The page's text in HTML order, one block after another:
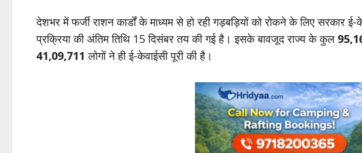
देशभर में फर्जी राशन कार्डों के माध्यम से हो रही गड़बड़ियों को रोकने के लिए सरकार
प्रक्रिया की अंतिम तिथि 15 दिसंबर तय की गई है। इसके बावजूद राज्य के कुल
41,09,711 लोगों ने ही ई-केवाईसी पूरी की है।